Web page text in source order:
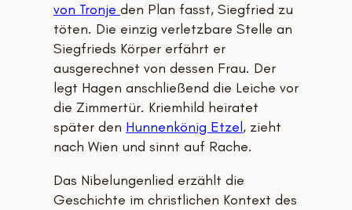
von Tronje den Plan fasst, Siegfried zu
töten. Die einzig verletzbare Stelle an
Siegfrieds Körper erfährt er
ausgerechnet von dessen Frau. Der
legt Hagen anschließend die Leiche vor
die Zimmertür. Kriemhild heiratet
später den Hunnenkönig Etzel, zieht
nach Wien und sinnt auf Rache.
Das Nibelungenlied erzählt die
Geschichte im christlichen Kontext des